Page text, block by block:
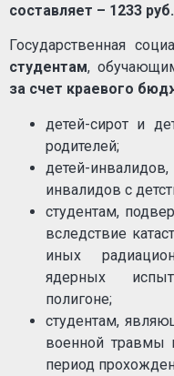
составляет – 1233
Государственная
студентам,
за счет краевого
детей-сирот и
родителей;
детей-
инвалидов с
студентам,
вследствие
иных
ядерных
полигоне;
студентам,
военной травмы
период